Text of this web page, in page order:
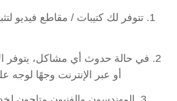
1. تتوفر لك كتيبات / مقاطع فيديو
2. في حالة حدوث أي مشاكل، يتوفر
أو عبر الإنترنت وجهًا لوجه على